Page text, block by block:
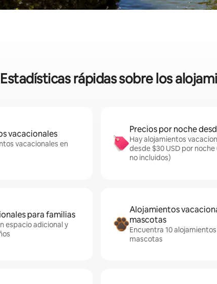
Estadísticas rápidas sobre los
vacacionales
vacacionales en
Precios por noche
Hay alojamientos
desde $30 USD por
no incluidos)
para familias
espacio adicional y
Alojamientos
mascotas
Encuentra 10
mascotas